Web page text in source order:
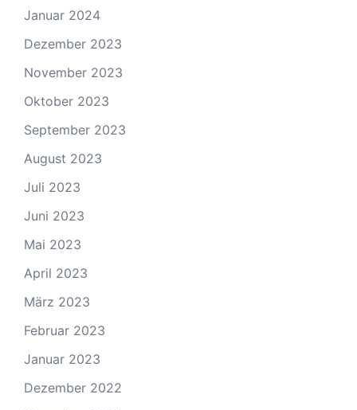
Januar 2024
Dezember 2023
November 2023
Oktober 2023
September 2023
August 2023
Juli 2023
Juni 2023
Mai 2023
April 2023
März 2023
Februar 2023
Januar 2023
Dezember 2022